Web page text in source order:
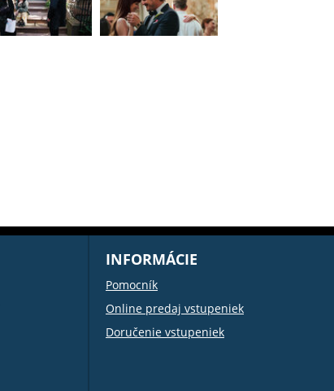
INFORMÁCIE
Pomocník
Online predaj vstupeniek
Doručenie vstupeniek